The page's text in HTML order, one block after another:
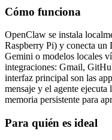
Cómo funciona
OpenClaw se instala
Raspberry Pi) y conecta
Gemini o modelos locales
integraciones: Gmail,
interfaz principal son las
mensaje y el agente
memoria persistente para
Para quién es ideal